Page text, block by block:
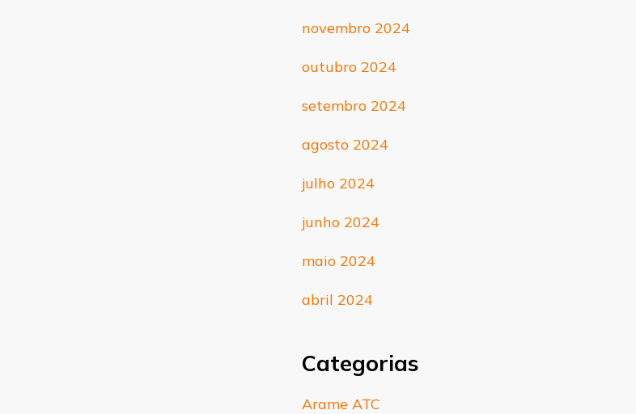
novembro 2024
outubro 2024
setembro 2024
agosto 2024
julho 2024
junho 2024
maio 2024
abril 2024
Categorias
Arame ATC